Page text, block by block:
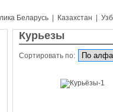
Беларусь Казахстан
Курьезы
Сортировать по: